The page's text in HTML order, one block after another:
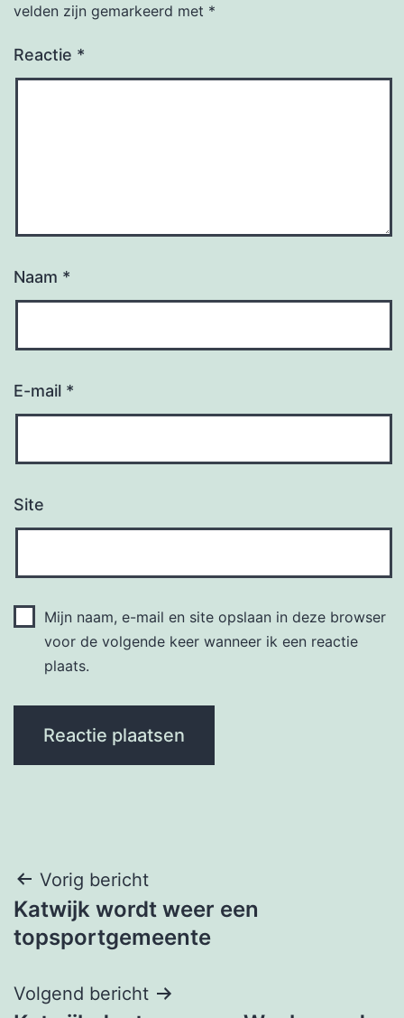
velden zijn gemarkeerd met *
Reactie *
Naam *
E-mail *
Site
Mijn naam, e-mail en site opslaan in deze browser
voor de volgende keer wanneer ik een reactie
plaats.
Bericht
navigatie
Vorig bericht
Katwijk wordt weer een
topsportgemeente
Volgend bericht